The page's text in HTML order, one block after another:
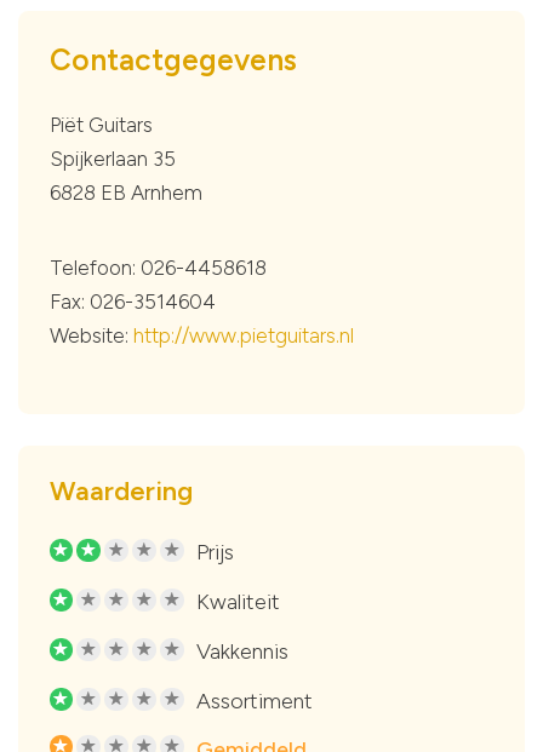
Contactgegevens
Piët Guitars
Spijkerlaan 35
6828 EB Arnhem
Telefoon: 026-4458618
Fax: 026-3514604
Website: http://www.pietguitars.nl
Waardering
R R R R R Prijs
R R R R R Kwaliteit
R R R R R Vakkennis
R R R R R Assortiment
R R R R R